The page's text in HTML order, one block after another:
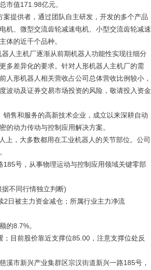
值171.98亿元。
提供者，通过团队自主研发，开发的多个产品
机、微型交流齿轮减速电机、小型交流齿轮减速
体的近千个品种。
主机厂逐渐从前期机器人功能性实现往细分
多差异化的要求。针对人形机器人主机厂的需
形机器人相关营收占公司总体营收比例较小，
波动及证券交易市场投资的风险，敬请投入资金
售和服务的高新技术企业，成立以来深耕自动
的动力传动与控制应用解决方案。
，大多数都用在工业机器人的关节部位。公司
号，从事物理运动与控制应用领域关键零部
不同行情独立判断)
被主力资金减仓；所属行业主力净流
8.7%。
目前股价靠近支撑位85.00，注意支撑位处反
市新兴产业集群区宗汉街道新兴一路185号，